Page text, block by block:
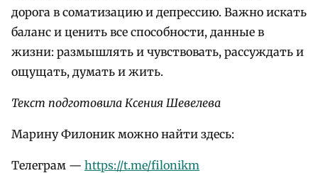
дорога в соматизацию и депрессию. Важно искать
баланс и ценить все способности, данные в
жизни: размышлять и чувствовать, рассуждать и
ощущать, думать и жить.
Текст подготовила Ксения Шевелева
Марину Филоник можно найти здесь:
Телеграм — https://t.me/filonikm